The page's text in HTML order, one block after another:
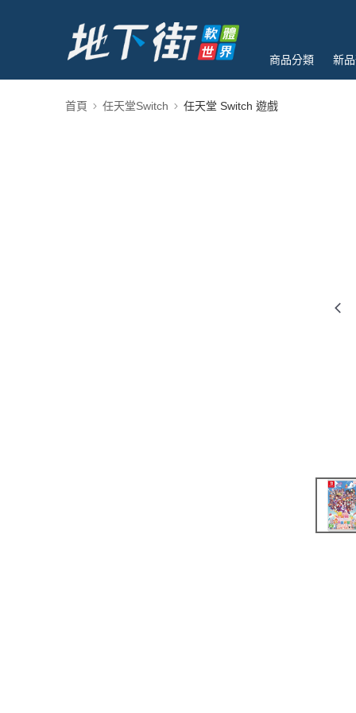
商品分類 新
首頁 任天堂Switch 任天堂 Switch 遊戲